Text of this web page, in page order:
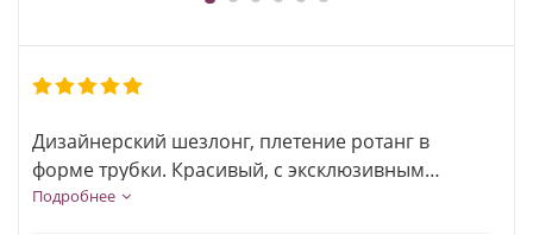
1 2 3 4 5 6
Дизайнерский шезлонг, плетение ротанг в
форме трубки. Красивый, с эксклюзивным
дизайном.
Подробнее